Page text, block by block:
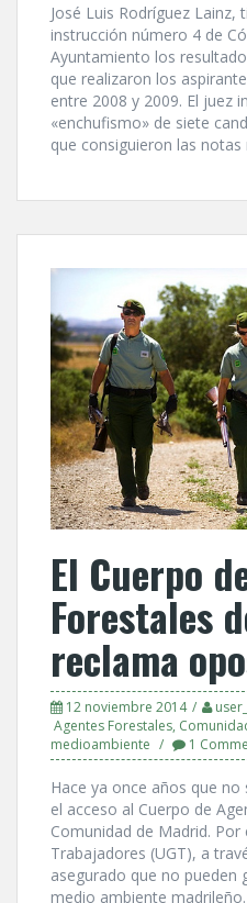
José Luis Rodrí­guez Lainz,
instrucción número 4 de
Ayuntamiento los
que realizaron los
entre 2008 y 2009. El juez
«enchufismo» de siete
que consiguieron las
El Cuerpo
Forestales
reclama
12 noviembre 2014
Agentes Forestales,
medioambiente
1
Hace ya once años que
el acceso al Cuerpo de
Comunidad de Madrid.
Trabajadores (UGT), a
asegurado que no pueden
medio ambiente